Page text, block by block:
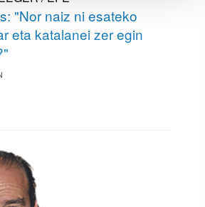
asmoz, cookie teknologiaz
hau onartuz gero, teknologia hori
ematen diguzu.
"Nor naiz ni esateko
eta katalanei zer egin